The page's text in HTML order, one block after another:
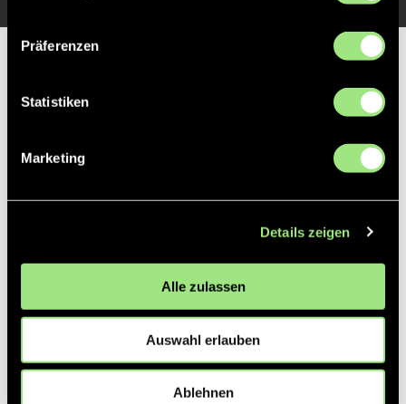
Präferenzen
Statistiken
Marketing
Details zeigen
Alle zulassen
Auswahl erlauben
Ablehnen